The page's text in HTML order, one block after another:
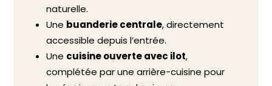
naturelle.
Une buanderie centrale, directement
accessible depuis l’entrée.
Une cuisine ouverte avec ilot,
complétée par une arrière-cuisine pour